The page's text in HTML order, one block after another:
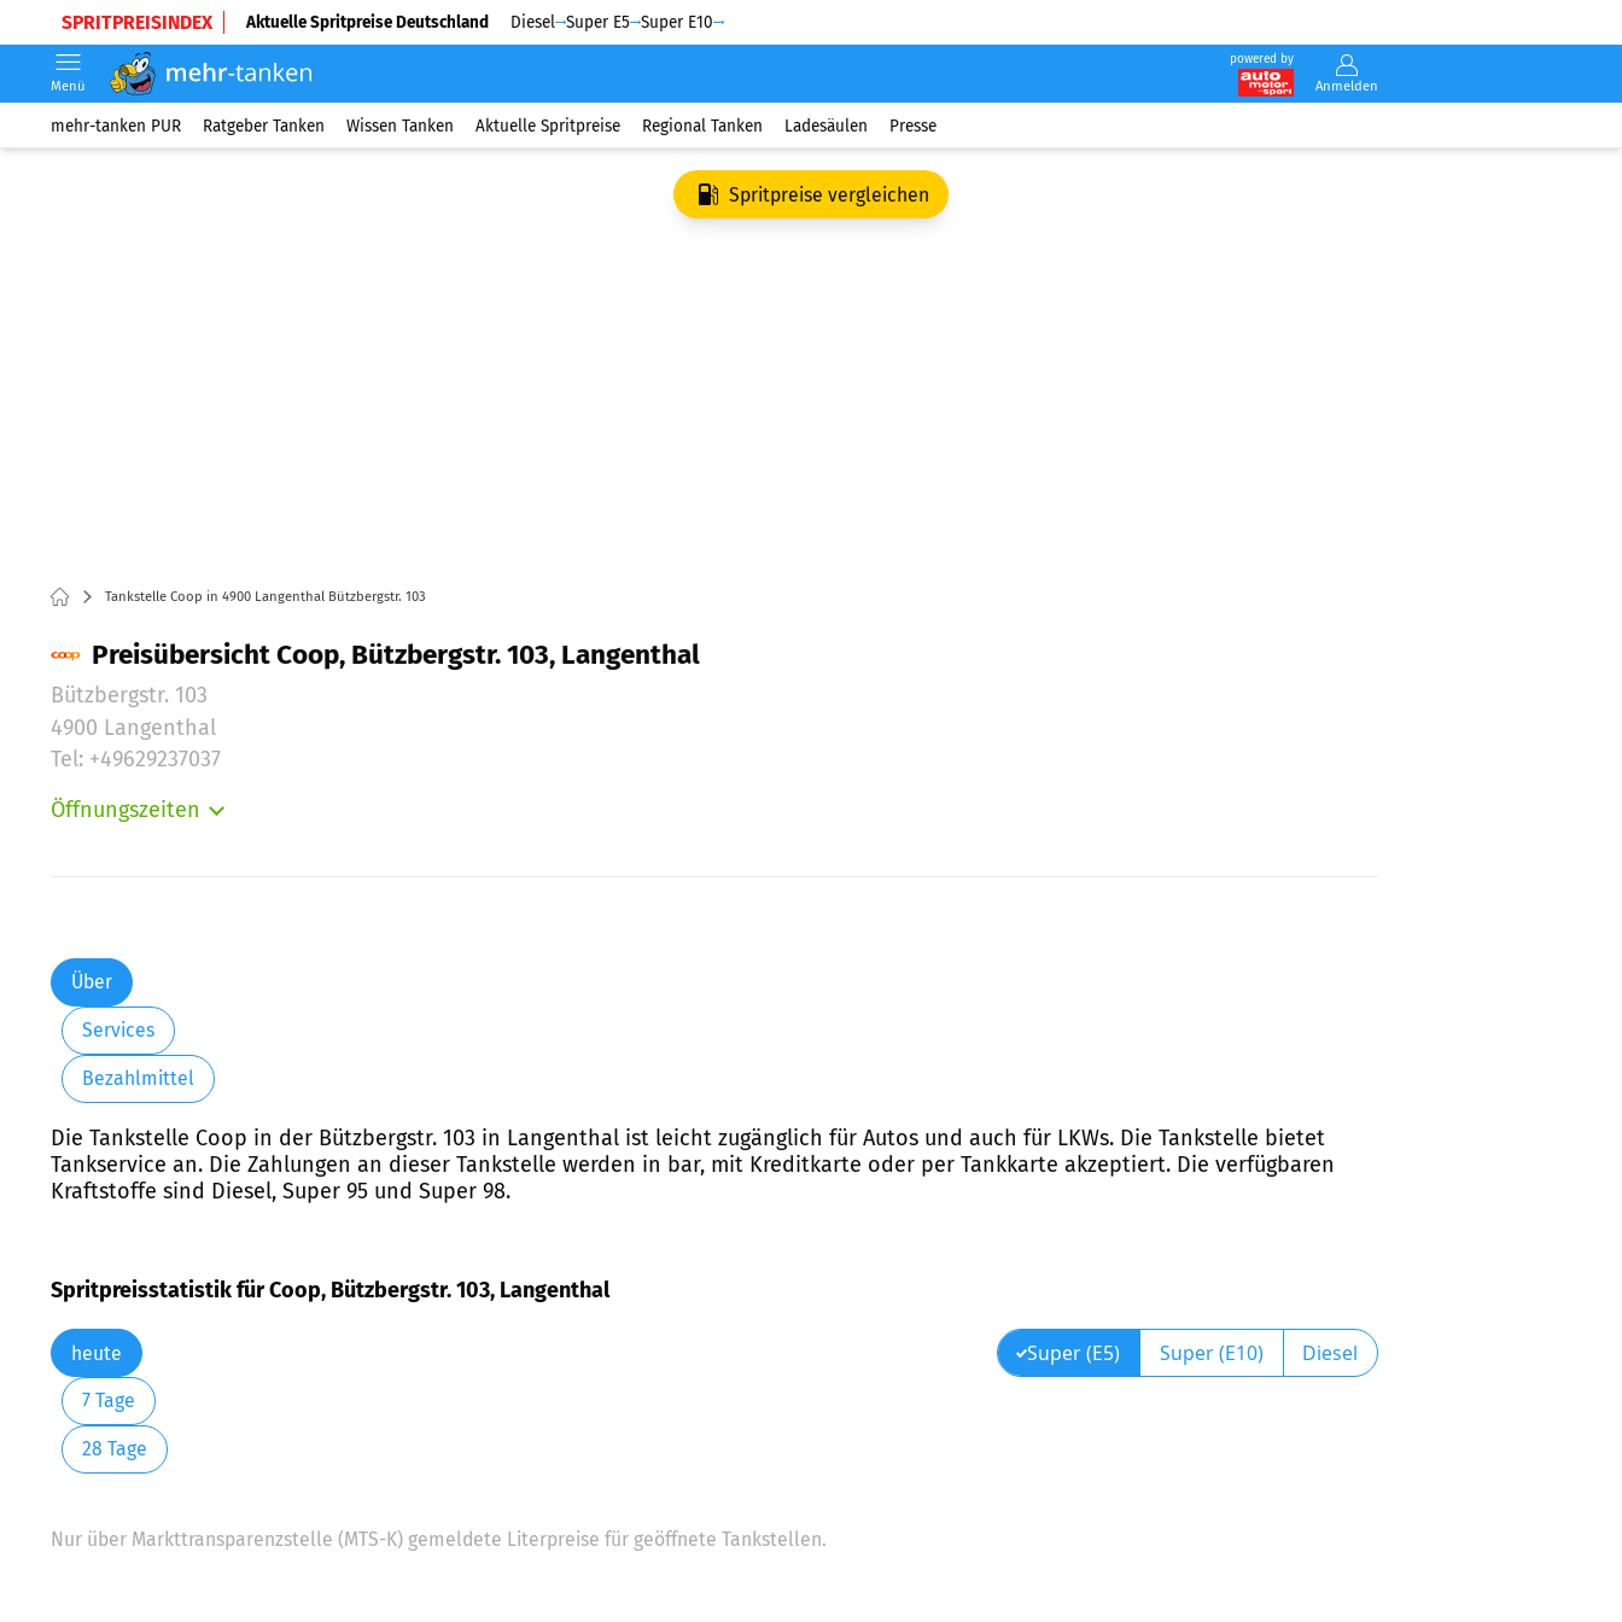
SPRITPREISINDEX Aktuelle Spritpreise Deutschland Diesel Super E5 Super E10
powered by
Anmelden
Menü
mehr-tanken PUR Ratgeber Tanken Wissen Tanken Aktuelle Spritpreise Regional Tanken Ladesäulen Presse
Spritpreise vergleichen
Tankstelle Coop in 4900 Langenthal Bützbergstr. 103
Preisübersicht Coop, Bützbergstr. 103, Langenthal
Bützbergstr. 103
4900 Langenthal
Tel: +49629237037
Öffnungszeiten
Freitag:
Samstag:
Sonntag:
Über
Services
Bezahlmittel
Die Tankstelle Coop in der Bützbergstr. 103 in Langenthal ist leicht zugänglich für Autos und auch für LKWs. Die Tankstelle bietet
Tankservice an. Die Zahlungen an dieser Tankstelle werden in bar, mit Kreditkarte oder per Tankkarte akzeptiert. Die verfügbaren
Kraftstoffe sind Diesel, Super 95 und Super 98.
Spritpreisstatistik für Coop, Bützbergstr. 103, Langenthal
heute
7 Tage
28 Tage
Super (E5) Super (E10) Diesel
Nur über Markttransparenzstelle (MTS-K) gemeldete Literpreise für geöffnete Tankstellen.